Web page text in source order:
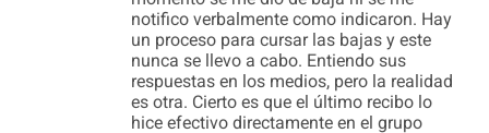
notifico verbalmente como indicaron. Hay
un proceso para cursar las bajas y este
nunca se llevo a cabo. Entiendo sus
respuestas en los medios, pero la realidad
es otra. Cierto es que el último recibo lo
hice efectivo directamente en el grupo